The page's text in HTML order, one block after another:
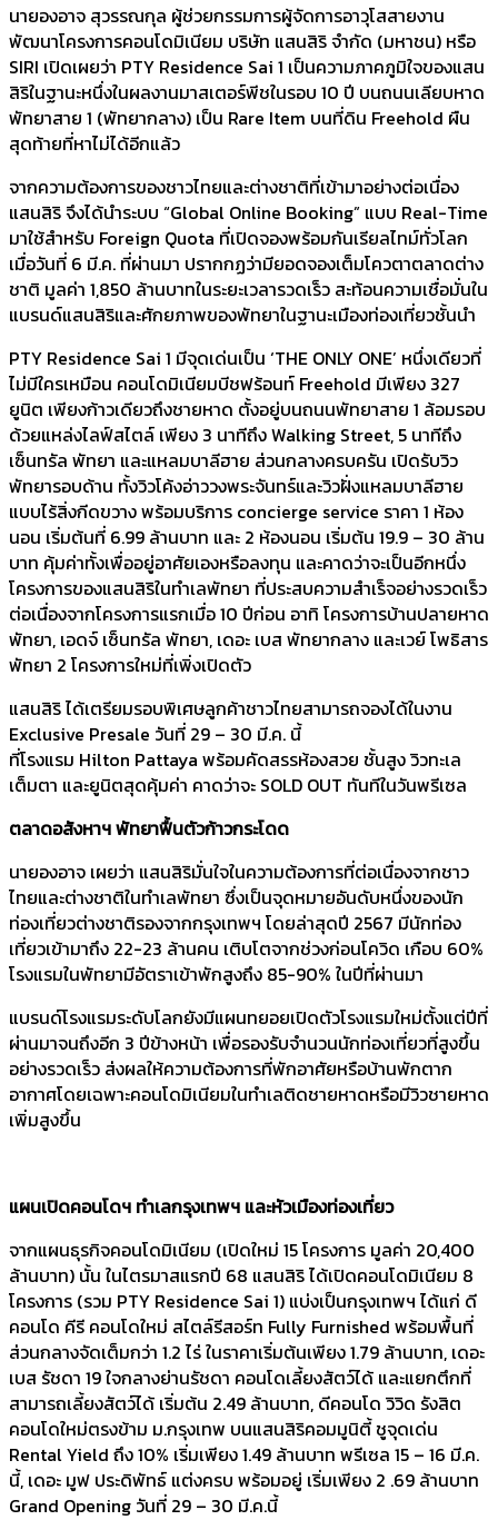
นายองอาจ สุวรรณกุล ผู้ช่วยกรรมการผู้จัดการอาวุโสสายงาน
พัฒนาโครงการคอนโดมิเนียม บริษัท แสนสิริ จำกัด (มหาชน) หรือ
SIRI เปิดเผยว่า PTY Residence Sai 1 เป็นความภาคภูมิใจของแสน
สิริในฐานะหนึ่งในผลงานมาสเตอร์พีชในรอบ 10 ปี บนถนนเลียบหาด
พัทยาสาย 1 (พัทยากลาง) เป็น Rare Item บนที่ดิน Freehold ผืน
สุดท้ายที่หาไม่ได้อีกแล้ว
จากความต้องการของชาวไทยและต่างชาติที่เข้ามาอย่างต่อเนื่อง
แสนสิริ จึงได้นำระบบ “Global Online Booking” แบบ Real-Time
มาใช้สำหรับ Foreign Quota ที่เปิดจองพร้อมกันเรียลไทม์ทั่วโลก
เมื่อวันที่ 6 มี.ค. ที่ผ่านมา ปรากกฏว่ามียอดจองเต็มโควตาตลาดต่าง
ชาติ มูลค่า 1,850 ล้านบาทในระยะเวลารวดเร็ว สะท้อนความเชื่อมั่นใน
แบรนด์แสนสิริและศักยภาพของพัทยาในฐานะเมืองท่องเที่ยวชั้นนำ
PTY Residence Sai 1 มีจุดเด่นเป็น ‘THE ONLY ONE’ หนึ่งเดียวที่
ไม่มีใครเหมือน คอนโดมิเนียมบีชฟร้อนท์ Freehold มีเพียง 327
ยูนิต เพียงก้าวเดียวถึงชายหาด ตั้งอยู่บนถนนพัทยาสาย 1 ล้อมรอบ
ด้วยแหล่งไลฟ์สไตล์ เพียง 3 นาทีถึง Walking Street, 5 นาทีถึง
เซ็นทรัล พัทยา และแหลมบาลีฮาย ส่วนกลางครบครัน เปิดรับวิว
พัทยารอบด้าน ทั้งวิวโค้งอ่าววงพระจันทร์และวิวฝั่งแหลมบาลีฮาย
แบบไร้สิ่งกีดขวาง พร้อมบริการ concierge service ราคา 1 ห้อง
นอน เริ่มต้นที่ 6.99 ล้านบาท และ 2 ห้องนอน เริ่มต้น 19.9 – 30 ล้าน
บาท คุ้มค่าทั้งเพื่ออยู่อาศัยเองหรือลงทุน และคาดว่าจะเป็นอีกหนึ่ง
โครงการของแสนสิริในทำเลพัทยา ที่ประสบความสำเร็จอย่างรวดเร็ว
ต่อเนื่องจากโครงการแรกเมื่อ 10 ปีก่อน อาทิ โครงการบ้านปลายหาด
พัทยา, เอดจ์ เซ็นทรัล พัทยา, เดอะ เบส พัทยากลาง และเวย์ โพธิสาร
พัทยา 2 โครงการใหม่ที่เพิ่งเปิดตัว
แสนสิริ ได้เตรียมรอบพิเศษลูกค้าชาวไทยสามารถจองได้ในงาน
Exclusive Presale วันที่ 29 – 30 มี.ค. นี้
ที่โรงแรม Hilton Pattaya พร้อมคัดสรรห้องสวย ชั้นสูง วิวทะเล
เต็มตา และยูนิตสุดคุ้มค่า คาดว่าจะ SOLD OUT ทันทีในวันพรีเซล
ตลาดอสังหาฯ พัทยาฟื้นตัวก้าวกระโดด
นายองอาจ เผยว่า แสนสิริมั่นใจในความต้องการที่ต่อเนื่องจากชาว
ไทยและต่างชาติในทำเลพัทยา ซึ่งเป็นจุดหมายอันดับหนึ่งของนัก
ท่องเที่ยวต่างชาติรองจากกรุงเทพฯ โดยล่าสุดปี 2567 มีนักท่อง
เที่ยวเข้ามาถึง 22-23 ล้านคน เติบโตจากช่วงก่อนโควิด เกือบ 60%
โรงแรมในพัทยามีอัตราเข้าพักสูงถึง 85-90% ในปีที่ผ่านมา
แบรนด์โรงแรมระดับโลกยังมีแผนทยอยเปิดตัวโรงแรมใหม่ตั้งแต่ปีที่
ผ่านมาจนถึงอีก 3 ปีข้างหน้า เพื่อรองรับจำนวนนักท่องเที่ยวที่สูงขึ้น
อย่างรวดเร็ว ส่งผลให้ความต้องการที่พักอาศัยหรือบ้านพักตาก
อากาศโดยเฉพาะคอนโดมิเนียมในทำเลติดชายหาดหรือมีวิวชายหาด
เพิ่มสูงขึ้น
แผนเปิดคอนโดฯ ทำเลกรุงเทพฯ และหัวเมืองท่องเที่ยว
จากแผนธุรกิจคอนโดมิเนียม (เปิดใหม่ 15 โครงการ มูลค่า 20,400
ล้านบาท) นั้น ในไตรมาสแรกปี 68 แสนสิริ ได้เปิดคอนโดมิเนียม 8
โครงการ (รวม PTY Residence Sai 1) แบ่งเป็นกรุงเทพฯ ได้แก่ ดี
คอนโด คีรี คอนโดใหม่ สไตล์รีสอร์ท Fully Furnished พร้อมพื้นที่
ส่วนกลางจัดเต็มกว่า 1.2 ไร่ ในราคาเริ่มต้นเพียง 1.79 ล้านบาท, เดอะ
เบส รัชดา 19 ใจกลางย่านรัชดา คอนโดเลี้ยงสัตว์ได้ และแยกตึกที่
สามารถเลี้ยงสัตว์ได้ เริ่มต้น 2.49 ล้านบาท, ดีคอนโด วิวิด รังสิต
คอนโดใหม่ตรงข้าม ม.กรุงเทพ บนแสนสิริคอมมูนิตี้ ชูจุดเด่น
Rental Yield ถึง 10% เริ่มเพียง 1.49 ล้านบาท พรีเซล 15 – 16 มี.ค.
นี้, เดอะ มูฟ ประดิพัทธ์ แต่งครบ พร้อมอยู่ เริ่มเพียง 2 .69 ล้านบาท
Grand Opening วันที่ 29 – 30 มี.ค.นี้